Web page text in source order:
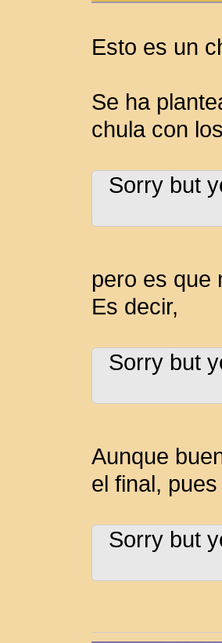
Esto es un
Se ha
chula con
Sorry but
pero es que
Es decir,
Sorry but
Aunque
el final, pues
Sorry but